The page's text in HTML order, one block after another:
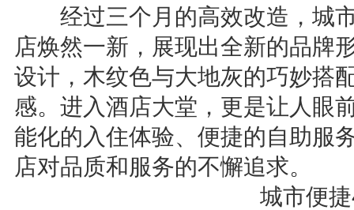
经过三个月的高效改造，城市
店焕然一新，展现出全新的品牌
设计，木纹色与大地灰的巧妙搭
感。进入酒店大堂，更是让人眼
能化的入住体验、便捷的自助
店对品质和服务的不懈追求。
城市便